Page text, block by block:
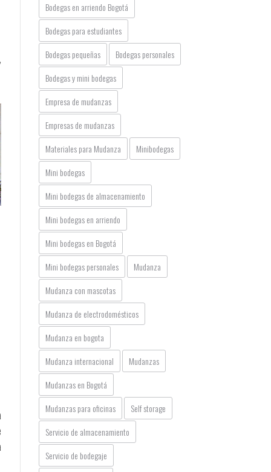
Bodegas en arriendo Bogotá
Bodegas para estudiantes
Bodegas pequeñas
Bodegas personales
Bodegas y mini bodegas
Empresa de mudanzas
Empresas de mudanzas
Materiales para Mudanza
Minibodegas
Mini bodegas
Mini bodegas de almacenamiento
Mini bodegas en arriendo
Mini bodegas en Bogotá
Mini bodegas personales
Mudanza
Mudanza con mascotas
Mudanza de electrodomésticos
Mudanza en bogota
Mudanza internacional
Mudanzas
Mudanzas en Bogotá
Mudanzas para oficinas
Self storage
Servicio de almacenamiento
Servicio de bodegaje